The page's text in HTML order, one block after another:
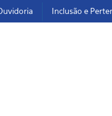
Inclusão e